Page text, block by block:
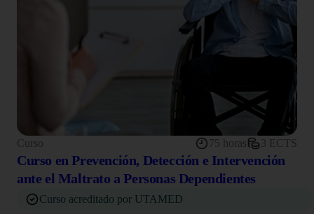
Curso 75 horas 3 ECTS
Curso en Prevención, Detección e Intervención
ante el Maltrato a Personas Dependientes
Curso acreditado por UTAMED